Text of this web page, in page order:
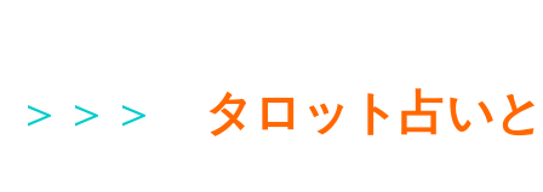
＞＞＞ タロット占い